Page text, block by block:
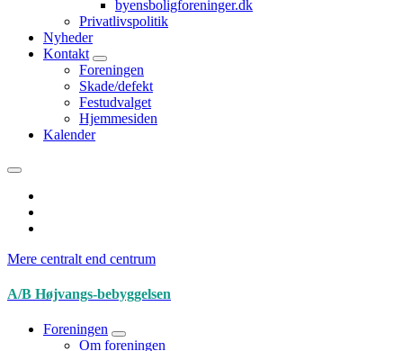
byensboligforeninger.dk
Privatlivspolitik
Nyheder
Kontakt
Foreningen
Skade/defekt
Festudvalget
Hjemmesiden
Kalender
Mere centralt end centrum
A/B Højvangs-bebyggelsen
Foreningen
Om foreningen